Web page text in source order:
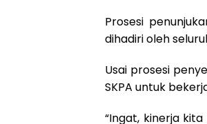
Prosesi
dihadiri oleh
Usai prosesi
SKPA untuk
“Ingat, kinerja